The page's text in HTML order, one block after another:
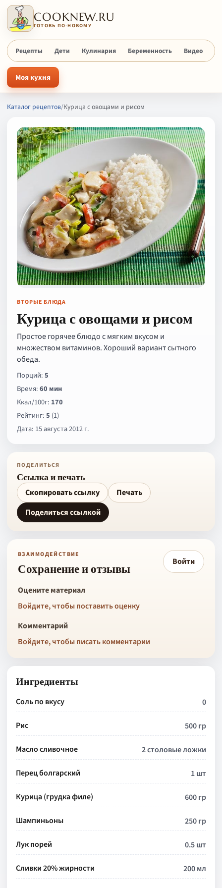
COOKNEW.RU
ГОТОВЬ ПО-НОВОМУ
Рецепты Дети Кулинария Беременность Видео
Моя кухня
Каталог рецептов/Курица с овощами и рисом
ВТОРЫЕ БЛЮДА
Курица с овощами и рисом
Простое горячее блюдо с мягким вкусом и
множеством витаминов. Хороший вариант сытного
обеда.
Порций:5
Время:60 мин
Ккал/100г: 170
Рейтинг:5 (1)
Дата: 15 августа 2012 г.
ПОДЕЛИТЬСЯ
Ссылка и печать
Скопировать ссылку
Печать
Поделиться ссылкой
ВЗАИМОДЕЙСТВИЕ
Сохранение и отзывы Войти
Оцените материал
Войдите, чтобы поставить оценку
Комментарий
Войдите, чтобы писать комментарии
Ингредиенты
Соль по вкусу 0
Рис 500 гр
Масло сливочное 2 столовые ложки
Перец болгарский 1 шт
Курица (грудка филе) 600 гр
Шампиньоны 250 гр
Лук порей 0.5 шт
Сливки 20% жирности 200 мл